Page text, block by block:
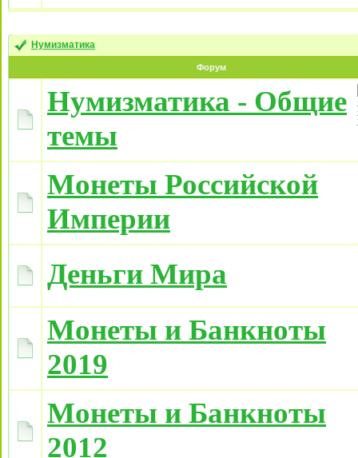
Нумизматика
Форум
Нумизматика - Общие
темы
Монеты Российской
Империи
Деньги Мира
Монеты и Банкноты
2019
Монеты и Банкноты
2012